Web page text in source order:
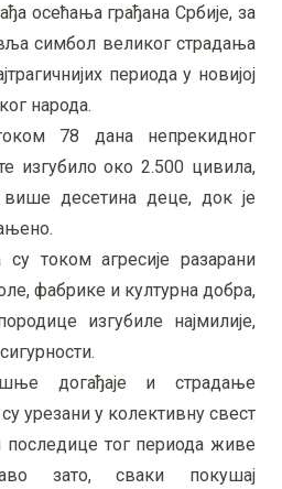
осећања грађана Србије, за
симбол великог страдања
периода у новијој
народа.
78 дана непрекидног
изгубило око 2.500 цивила,
десетина деце, док је
током агресије разарани
фабрике и културна добра,
изгубиле најмилије,
догађаје и страдање
урезани у колективну свест
тог периода живе
зато, сваки покушај